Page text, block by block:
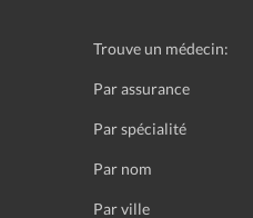
Trouve un médecin:
Par assurance
Par spécialité
Par nom
Par ville